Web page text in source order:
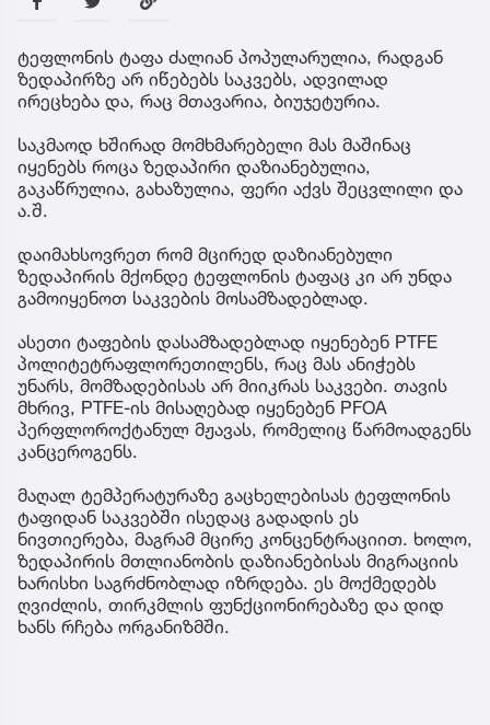
ტეფლონის ტაფა ძალიან პოპულარულია, რადგან
ზედაპირზე არ იწებებს საკვებს, ადვილად
ირეცხება და, რაც მთავარია, ბიუჯეტურია.
საკმაოდ ხშირად მომხმარებელი მას მაშინაც
იყენებს როცა ზედაპირი დაზიანებულია,
გაკაწრულია, გახაზულია, ფერი აქვს შეცვლილი და
ა.შ.
დაიმახსოვრეთ რომ მცირედ დაზიანებული
ზედაპირის მქონდე ტეფლონის ტაფაც კი არ უნდა
გამოიყენოთ საკვების მოსამზადებლად.
ასეთი ტაფების დასამზადებლად იყენებენ PTFE
პოლიტეტრაფლორეთილენს, რაც მას ანიჭებს
უნარს, მომზადებისას არ მიიკრას საკვები. თავის
მხრივ, PTFE-ის მისაღებად იყენებენ PFOA
პერფლოროქტანულ მჟავას, რომელიც წარმოადგენს
კანცეროგენს.
მაღალ ტემპერატურაზე გაცხელებისას ტეფლონის
ტაფიდან საკვებში ისედაც გადადის ეს
ნივთიერება, მაგრამ მცირე კონცენტრაციით. ხოლო,
ზედაპირის მთლიანობის დაზიანებისას მიგრაციის
ხარისხი საგრძნობლად იზრდება. ეს მოქმედებს
ღვიძლის, თირკმლის ფუნქციონირებაზე და დიდ
ხანს რჩება ორგანიზმში.